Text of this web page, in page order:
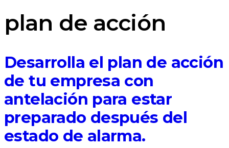
plan de acción
Desarrolla el plan de acción
de tu empresa con
antelación para estar
preparado después del
estado de alarma.